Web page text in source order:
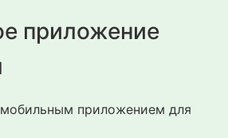
приложение
приложением для